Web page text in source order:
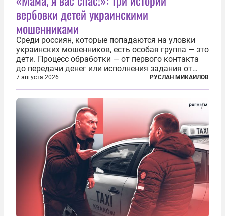
вербовки детей украинскими
мошенниками
Среди россиян, которые попадаются на уловки
украинских мошенников, есть особая группа — это
дети. Процесс обработки — от первого контакта
до передачи денег или исполнения задания от
кураторов может занять от двух часов до
нескольких месяцев. Детей превращают в
послушных исполнителей, которые...
7 августа 2026 РУСЛАН МИКАИЛОВ